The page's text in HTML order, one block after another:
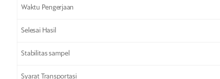
Waktu Pengerjaan
Selesai Hasil
Stabilitas sampel
Syarat Transportasi